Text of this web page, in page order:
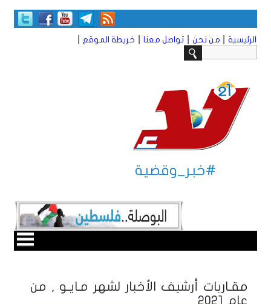
الرئيسية من نحن تواصل معنا خريطة الموقع
#خبر_وقضية
مقـاربات أرشيف الأخبار لشهر مـايـو , من
عام 2021